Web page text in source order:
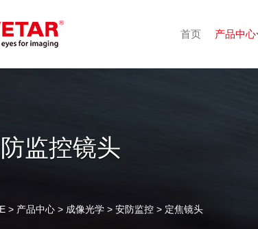
首页 产品中心
监控镜头
> 产品中心 > 成像光学 >安防监控 > 定焦镜头